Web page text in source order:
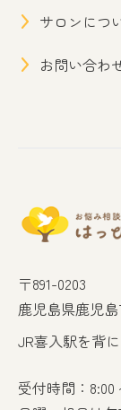
サロンにつ
お問い合わ
〒891-0203
鹿児島県鹿児
JR喜入駅を背
受付時間：8:00